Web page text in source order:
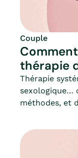
Couple
thérapie
Thérapie
sexologique…
méthodes, et
choisir sa
compléter